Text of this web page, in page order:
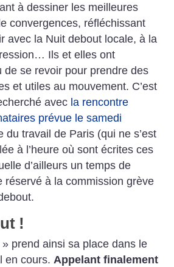
à dessiner les meilleures
convergences, réfléchissant
avec la Nuit debout locale, à la
Ils et elles ont
de se revoir pour prendre des
et utiles au mouvement. C’est
avec la rencontre
prévue le samedi
du travail de Paris (qui ne s’est
à l’heure où sont écrites ces
d’ailleurs un temps de
réservé à la commission grève
!
» prend ainsi sa place dans le
en cours.Appelant finalement